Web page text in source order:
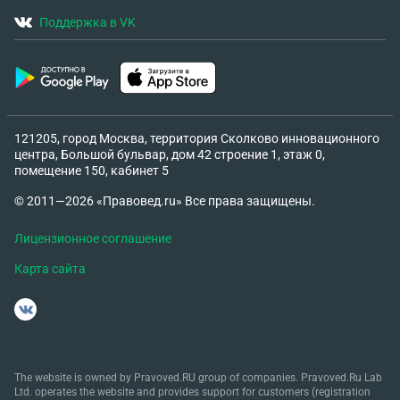
Поддержка в VK
121205, город Москва, территория Сколково инновационного
центра, Большой бульвар, дом 42 строение 1, этаж 0,
помещение 150, кабинет 5
© 2011—2026 «Правовед.ru» Все права защищены.
Лицензионное соглашение
Карта сайта
The website is owned by Pravoved.RU group of companies. Pravoved.Ru Lab
Ltd. operates the website and provides support for customers (registration